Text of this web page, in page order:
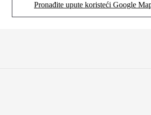
Pronađite upute koristeći Google
(Opens in new